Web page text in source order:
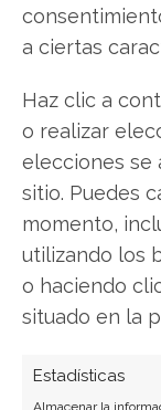
a ciertas
Haz clic a
o realizar
elecciones se
sitio. Puedes
momento,
utilizando los
o haciendo
situado en la
Estadísticas
Almacenar la
Estimados
Esa es la cifra
de vértigo
esta semana.
cantidad
europeas
(Alphabet,